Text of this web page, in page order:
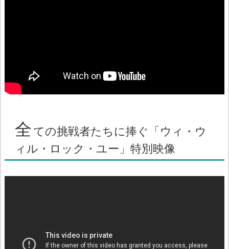
全ての挑戦者たちに捧ぐ「ウィ・ウ
ィル・ロック・ユー」特別映像